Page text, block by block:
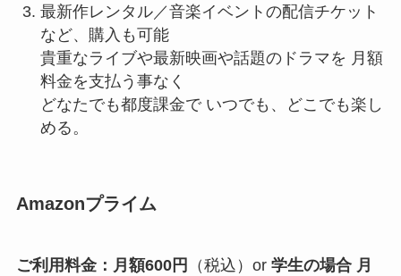
最新作レンタル／音楽イベントの配信チケット
など、購入も可能
貴重なライブや最新映画や話題のドラマを 月額
料金を支払う事なく
どなたでも都度課金で いつでも、どこでも楽し
める。
Amazonプライム
ご利⽤料⾦：⽉額600円 （税込）or 学生の場合 月